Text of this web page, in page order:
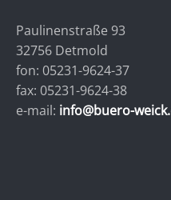
Paulinenstraße 93
32756 Detmold
fon: 05231-9624-37
fax: 05231-9624-38
e-mail: info@buero-